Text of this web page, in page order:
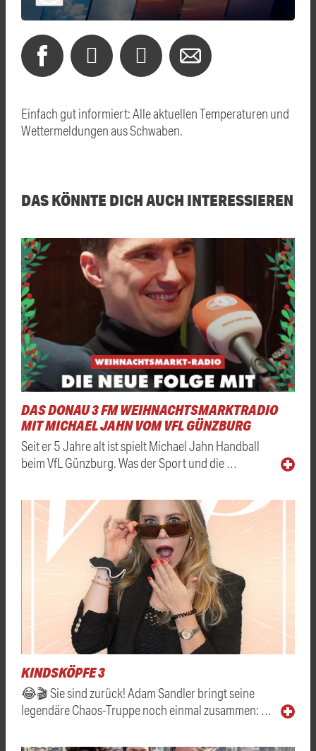
Einfach gut informiert: Alle aktuellen Temperaturen und
Wettermeldungen aus Schwaben.
DAS KÖNNTE DICH AUCH INTERESSIEREN
DAS DONAU 3 FM WEIHNACHTSMARKTRADIO
MIT MICHAEL JAHN VOM VFL GÜNZBURG
Seit er 5 Jahre alt ist spielt Michael Jahn Handball
beim VfL Günzburg. Was der Sport und die …
KINDSKÖPFE 3
😂🎬 Sie sind zurück! Adam Sandler bringt seine
legendäre Chaos-Truppe noch einmal zusammen: …